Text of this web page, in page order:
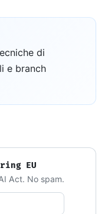
di
e branch
EU
Act. No spam.